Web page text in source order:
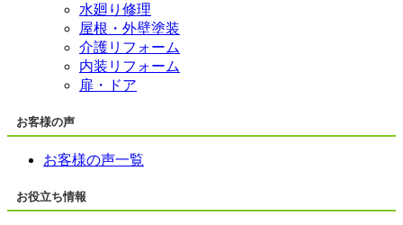
水廻り修理
屋根・外壁塗装
介護リフォーム
内装リフォーム
扉・ドア
お客様の声
お客様の声一覧
お役立ち情報